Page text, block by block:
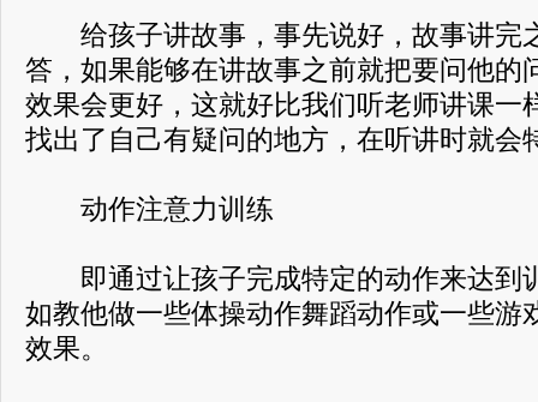
给孩子讲故事，事先说好，故事讲完
答，如果能够在讲故事之前就把要问他的
效果会更好，这就好比我们听老师讲课一
找出了自己有疑问的地方，在听讲时就会
动作注意力训练
即通过让孩子完成特定的动作来达到
如教他做一些体操动作舞蹈动作或一些游
效果。